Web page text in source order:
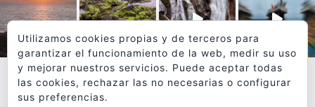
VER MÁS
Utilizamos cookies propias y de terceros para
garantizar el funcionamiento de la web, medir su uso
y mejorar nuestros servicios. Puede aceptar todas
las cookies, rechazar las no necesarias o configurar
sus preferencias.